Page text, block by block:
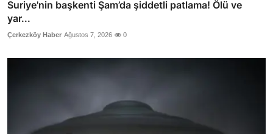
Suriye'nin başkenti Şam’da şiddetli patlama! Ölü ve
yar...
Çerkezköy Haber Ağustos 7, 2026 0